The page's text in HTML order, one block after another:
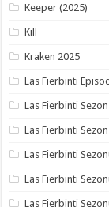
Keeper (2025)
Kill
Kraken 2025
Las Fierbinti
Las Fierbinti
Las Fierbinti
Las Fierbinti
Las Fierbinti
Las Fierbinti